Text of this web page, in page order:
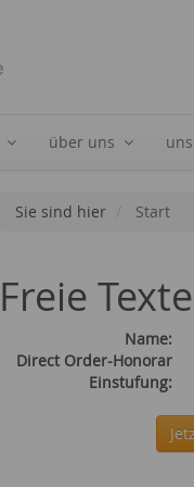
über uns
Sie sind hier Start
Freie
Name:
Direct Order-Honorar
Einstufung: